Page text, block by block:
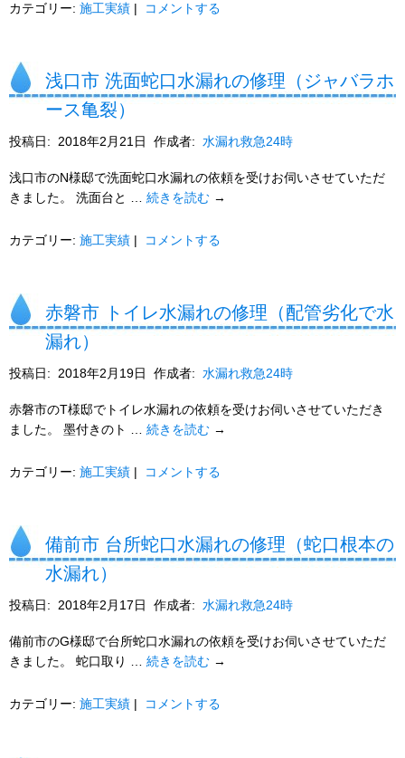
カテゴリー: 施工実績 | コメントする
浅口市 洗面蛇口水漏れの修理（ジャバラホ
ース亀裂）
投稿日: 2018年2月21日 作成者: 水漏れ救急24時
浅口市のN様邸で洗面蛇口水漏れの依頼を受けお伺いさせていただ
きました。 洗面台と … 続きを読む →
カテゴリー: 施工実績 | コメントする
赤磐市 トイレ水漏れの修理（配管劣化で水
漏れ）
投稿日: 2018年2月19日 作成者: 水漏れ救急24時
赤磐市のT様邸でトイレ水漏れの依頼を受けお伺いさせていただき
ました。 墨付きのト … 続きを読む →
カテゴリー: 施工実績 | コメントする
備前市 台所蛇口水漏れの修理（蛇口根本の
水漏れ）
投稿日: 2018年2月17日 作成者: 水漏れ救急24時
備前市のG様邸で台所蛇口水漏れの依頼を受けお伺いさせていただ
きました。 蛇口取り … 続きを読む →
カテゴリー: 施工実績 | コメントする